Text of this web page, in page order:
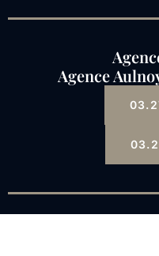
Agence